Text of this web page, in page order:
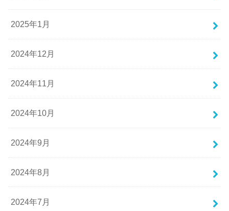
2025年1月
2024年12月
2024年11月
2024年10月
2024年9月
2024年8月
2024年7月